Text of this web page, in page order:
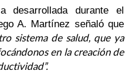
desarrollada durante el
A. Martínez señaló que
sistema de salud, que ya
en la creación de